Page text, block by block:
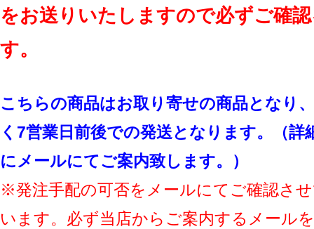
をお送りいたしますので必ずご確
す。
こちらの商品はお取り寄せの商品となり
く7営業日前後での発送となります。（詳
にメールにてご案内致します。）
※発注手配の可否をメールにてご確認さ
います。必ず当店からご案内するメール